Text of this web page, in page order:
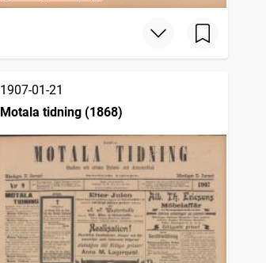
1907-01-21
Motala tidning (1868)